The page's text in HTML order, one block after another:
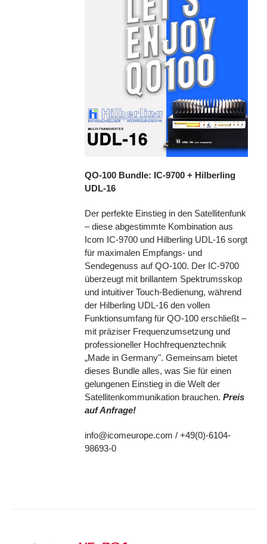
QO-100 Bundle: IC-9700 + Hilberling
UDL-16
Der perfekte Einstieg in den Satellitenfunk
– diese abgestimmte Kombination aus
Icom IC-9700 und Hilberling UDL-16 sorgt
für maximalen Empfangs- und
Sendegenuss auf QO-100. Der IC-9700
überzeugt mit brillantem Spektrumsskop
und intuitiver Touch-Bedienung, während
der Hilberling UDL-16 den vollen
Funktionsumfang für QO-100 erschließt –
mit präziser Frequenzumsetzung und
professioneller Hochfrequenztechnik
„Made in Germany". Gemeinsam bietet
dieses Bundle alles, was Sie für einen
gelungenen Einstieg in die Welt der
Satellitenkommunikation brauchen.Preis
auf Anfrage!
info@icomeurope.com / +49(0)-6104-
98693-0